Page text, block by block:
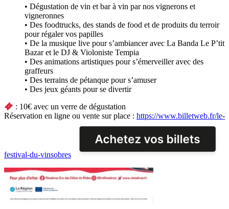
• Dégustation de vin et bar à vin par nos vignerons et
vigneronnes
• Des foodtrucks, des stands de food et de produits du terroir
pour régaler vos papilles
• De la musique live pour s’ambiancer avec La Banda Le P’tit
Bazar et le DJ & Violoniste Tempia
• Des animations artistiques pour s’émerveiller avec des
graffeurs
• Des terrains de pétanque pour s’amuser
• Des jeux géants pour se divertir
: 10€ avec un verre de dégustation
Réservation en ligne ou vente sur place : https://www.billetweb.fr/le-
festival-du-vinsobres